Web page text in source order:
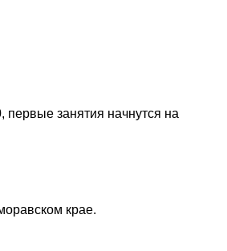
, первые занятия начнутся на
крае.